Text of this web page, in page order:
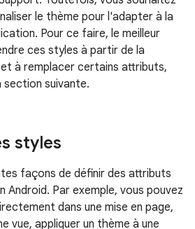
le thème pour l'adapter à la
Pour ce faire, le meilleur
ces styles à partir de la
à remplacer certains attributs,
suivante.
styles
façons de définir des attributs
Android. Par exemple, vous pouvez
dans une mise en page,
vue, appliquer un thème à une